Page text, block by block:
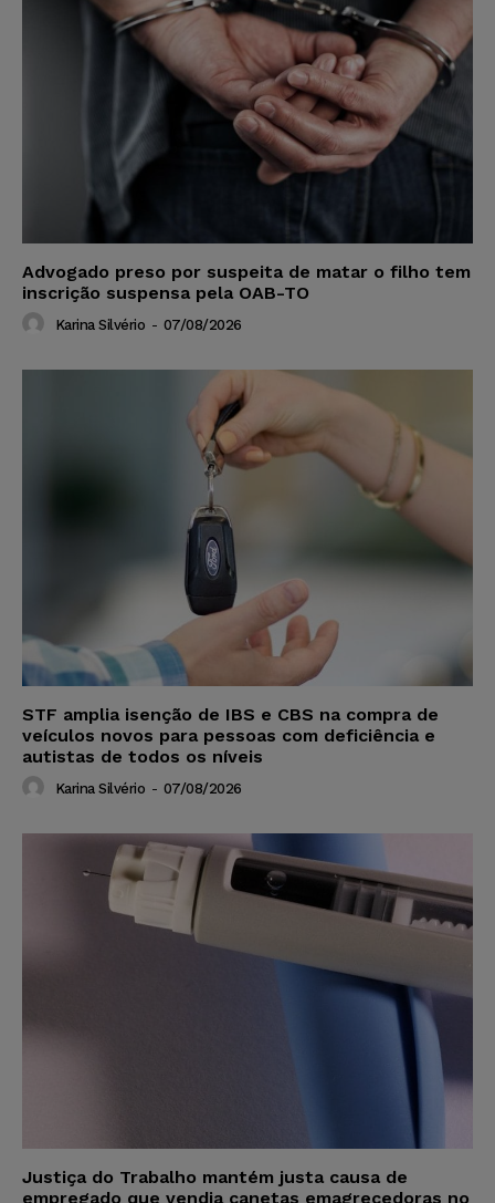
Advogado preso por suspeita de matar o filho tem
inscrição suspensa pela OAB-TO
Karina Silvério - 07/08/2026
STF amplia isenção de IBS e CBS na compra de
veículos novos para pessoas com deficiência e
autistas de todos os níveis
Karina Silvério - 07/08/2026
Justiça do Trabalho mantém justa causa de
empregado que vendia canetas emagrecedoras no